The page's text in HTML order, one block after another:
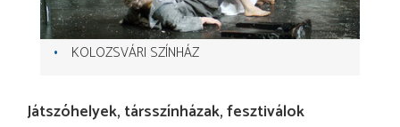
KOLOZSVÁRI SZÍNHÁZ
Játszóhelyek, társszínházak, fesztiválok